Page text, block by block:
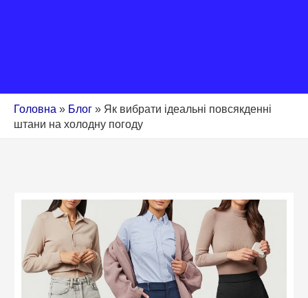
Головна » Блог » Як вибрати ідеальні повсякденні
штани на холодну погоду